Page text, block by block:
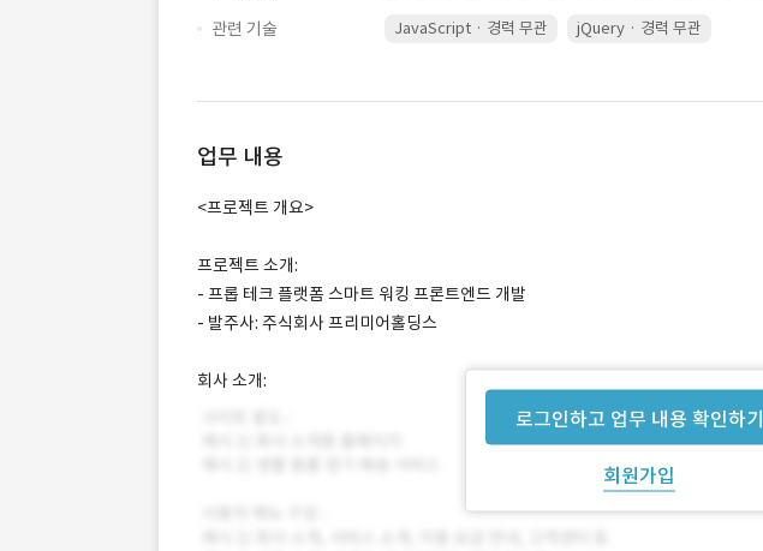
관련 기술
JavaScript · 경력 무관 jQuery · 경력 무관
업무 내용
로그인하고 업무 내용 확인하기
회원가입
<프로젝트 개요>
프로젝트 소개:
- 프롭 테크 플랫폼 스마트 워킹 프론트엔드 개발
- 발주사: 주식회사 프리미어홀딩스
회사 소개: